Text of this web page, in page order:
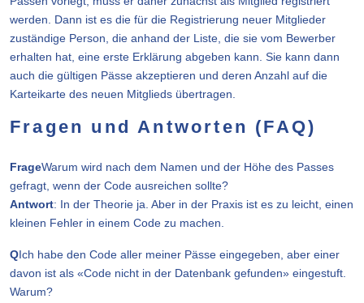
werden. Dann ist es die für die Registrierung neuer Mitglieder
zuständige Person, die anhand der Liste, die sie vom Bewerber
erhalten hat, eine erste Erklärung abgeben kann. Sie kann dann
auch die gültigen Pässe akzeptieren und deren Anzahl auf die
Karteikarte des neuen Mitglieds übertragen.
Fragen und Antworten (FAQ)
FrageWarum wird nach dem Namen und der Höhe des Passes
gefragt, wenn der Code ausreichen sollte?
Antwort: In der Theorie ja. Aber in der Praxis ist es zu leicht, einen
kleinen Fehler in einem Code zu machen.
QIch habe den Code aller meiner Pässe eingegeben, aber einer
davon ist als «Code nicht in der Datenbank gefunden» eingestuft.
Warum?